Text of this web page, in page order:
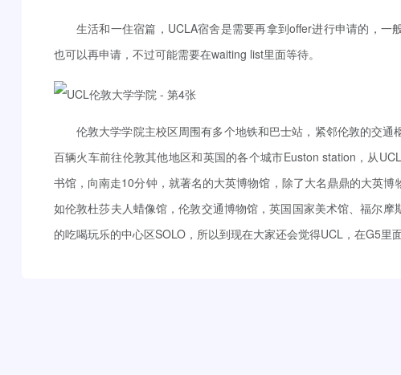
的吃喝玩乐的中心区SOLO，所以到现在大家还会觉得UCL，在G5里面